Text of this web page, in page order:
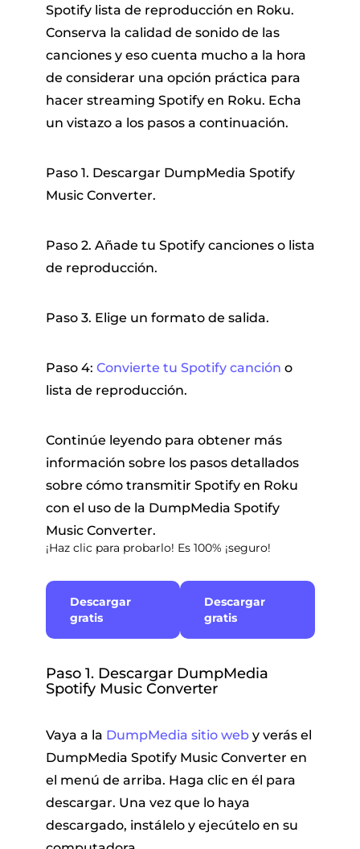
Spotify lista de reproducción en Roku.
Conserva la calidad de sonido de las
canciones y eso cuenta mucho a la hora
de considerar una opción práctica para
hacer streaming Spotify en Roku. Echa
un vistazo a los pasos a continuación.
Paso 1. Descargar DumpMedia Spotify
Music Converter.
Paso 2. Añade tu Spotify canciones o lista
de reproducción.
Paso 3. Elige un formato de salida.
Paso 4: Convierte tu Spotify canción o
lista de reproducción.
Continúe leyendo para obtener más
información sobre los pasos detallados
sobre cómo transmitir Spotify en Roku
con el uso de la DumpMedia Spotify
Music Converter.
¡Haz clic para probarlo! Es 100% ¡seguro!
Descargar
gratis
Descargar
gratis
Paso 1. Descargar DumpMedia
Spotify Music Converter
Vaya a la DumpMedia sitio weby verás el
DumpMedia Spotify Music Converter en
el menú de arriba. Haga clic en él para
descargar. Una vez que lo haya
descargado, instálelo y ejecútelo en su